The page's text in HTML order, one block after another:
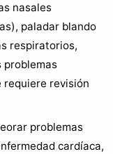
nasales
paladar blando
respiratorios,
problemas
requiere revisión
problemas
cardíaca,